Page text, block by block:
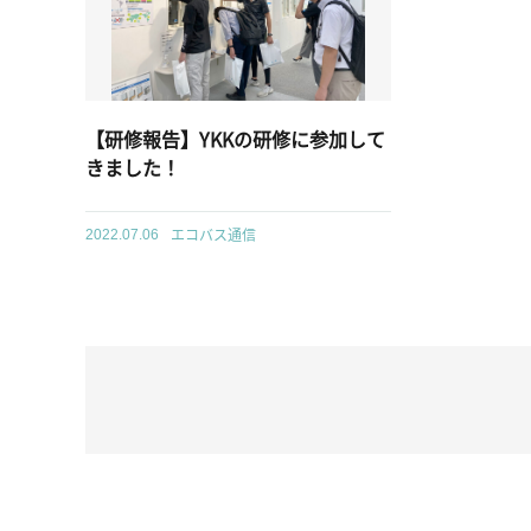
【研修報告】YKKの研修に参加して
きました！
2022.07.06 エコバス通信